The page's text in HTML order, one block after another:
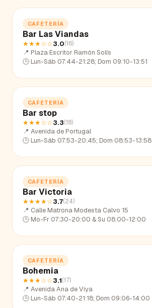
CAFETERÍA
Bar Las Viandas
★★★☆☆3.0(16)
📍 Plaza Escritor Ramón Solís
🕒 Lun-Sáb 07:44-21:28; Dom 09:10-13:51
CAFETERÍA
Bar stop
★★★☆☆3.3(18)
📍 Avenida de Portugal
🕒 Lun-Sáb 07:53-20:45; Dom 08:53-13:58
CAFETERÍA
Bar Victoria
★★★★☆3.7(24)
📍 Calle Matrona Modesta Calvo 15
🕒 Mo-Fr 07:30-20:00 & Su 08:00-12:00
CAFETERÍA
Bohemia
★★★☆☆3.1(17)
📍 Avenida Ana de Viya
🕒 Lun-Sáb 07:40-21:18; Dom 09:06-14:00